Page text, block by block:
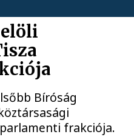
Bíróság
frakciója.